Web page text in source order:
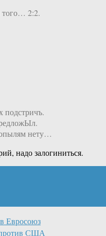
2:2.
подстричъ.
нету…
надо залогиниться.
Евросоюз
США